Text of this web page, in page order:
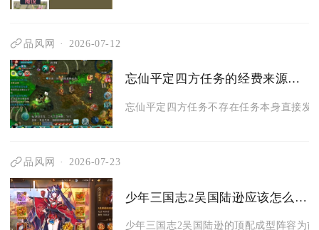
品风网 2026-07-12
忘仙平定四方任务的经费来源是什么
忘仙平定四方任务不存在任务本身直接发
品风网 2026-07-23
少年三国志2吴国陆逊应该怎么组阵容
少年三国志2吴国陆逊的顶配成型阵容为